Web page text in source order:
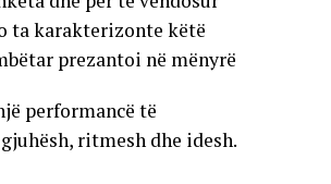
ta karakterizonte këtë
prezantoi në mënyrë
performancë të
ritmesh dhe idesh.